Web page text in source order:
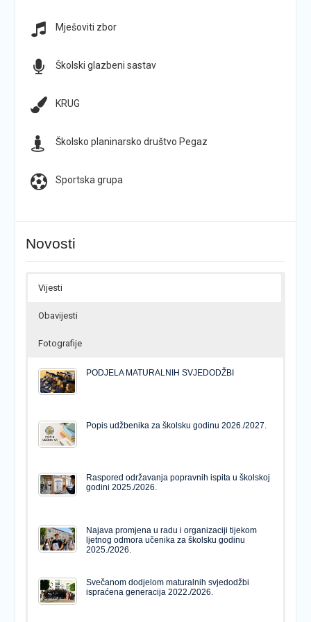
Mješoviti zbor
Školski glazbeni sastav
KRUG
Školsko planinarsko društvo Pegaz
Sportska grupa
Novosti
Vijesti
Obavijesti
Fotografije
PODJELA MATURALNIH SVJEDODŽBI
Popis udžbenika za školsku godinu 2026./2027.
Raspored održavanja popravnih ispita u školskoj
godini 2025./2026.
Najava promjena u radu i organizaciji tijekom
ljetnog odmora učenika za školsku godinu
2025./2026.
Svečanom dodjelom maturalnih svjedodžbi
ispraćena generacija 2022./2026.